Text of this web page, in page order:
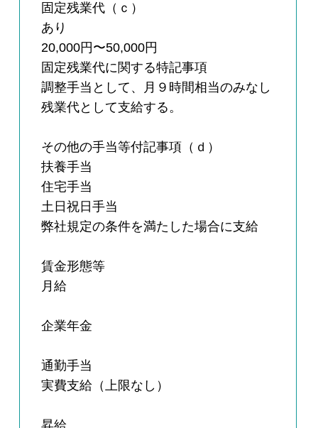
固定残業代（ｃ）
あり
20,000円〜50,000円
固定残業代に関する特記事項
調整手当として、月９時間相当のみなし
残業代として支給する。
その他の手当等付記事項（ｄ）
扶養手当
住宅手当
土日祝日手当
弊社規定の条件を満たした場合に支給
賃金形態等
月給
企業年金
通勤手当
実費支給（上限なし）